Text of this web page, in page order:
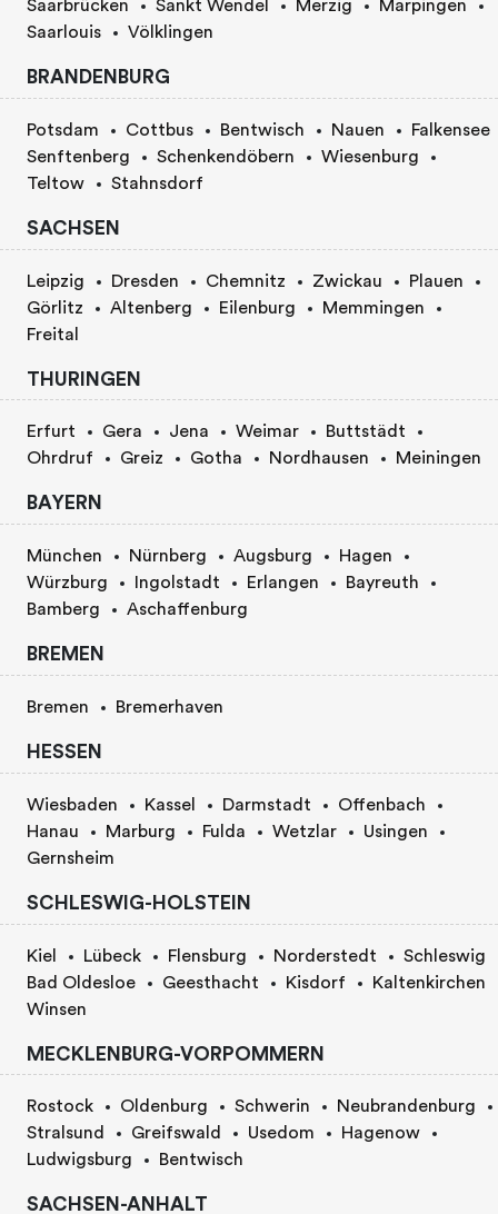
Saarbrücken Sankt Wendel Merzig
Marpingen
Saarlouis
Völklingen
BRANDENBURG
Potsdam Cottbus Bentwisch Nauen
Falkensee
Senftenberg
Schenkendöbern
Wiesenburg
Teltow
Stahnsdorf
SACHSEN
Leipzig Dresden Chemnitz Zwickau
Plauen
Görlitz
Altenberg Eilenburg
Memmingen
Freital
THURINGEN
Erfurt Gera Jena Weimar
Buttstädt
Ohrdruf
Greiz Gotha Nordhausen Meiningen
BAYERN
München Nürnberg Augsburg
Hagen
Würzburg
Ingolstadt Erlangen
Bayreuth
Bamberg
Aschaffenburg
BREMEN
Bremen Bremerhaven
HESSEN
Wiesbaden Kassel Darmstadt
Offenbach
Hanau
Marburg Fulda Wetzlar
Usingen
Gernsheim
SCHLESWIG-HOLSTEIN
Kiel Lübeck Flensburg Norderstedt
Schleswig
Bad Oldesloe
Geesthacht Kisdorf
Kaltenkirchen
Winsen
MECKLENBURG-VORPOMMERN
Rostock Oldenburg Schwerin
Neubrandenburg
Stralsund
Greifswald Usedom
Hagenow
Ludwigsburg
Bentwisch
SACHSEN-ANHALT